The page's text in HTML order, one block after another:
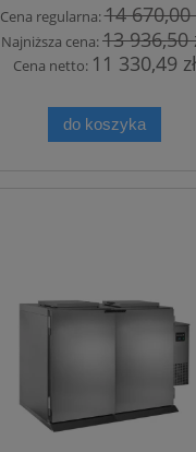
Cena regularna:14 670,00
Najniższa cena:13 936,50
Cena netto: 11 330,49 zł
do koszyka